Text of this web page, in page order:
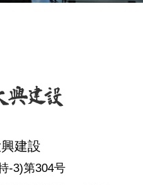
建設
-3)第304号